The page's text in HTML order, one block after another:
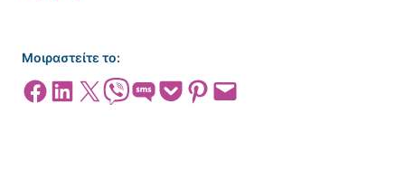
Μοιραστείτε το:
Share on Facebook
Share on LinkedIn
Share on X Share on ViberShare on SMSShare on Pocket
Share on Pinterest
Email this Page